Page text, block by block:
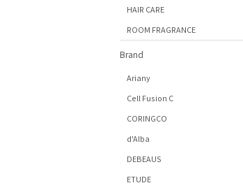
HAIR CARE
ROOM FRAGRANCE
Brand
Ariany
Cell Fusion C
CORINGCO
d'Alba
DEBEAUS
ETUDE